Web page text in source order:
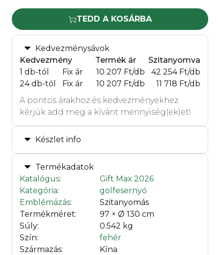
TEDD A KOSÁRBA
Kedvezménysávok
Kedvezmény
Termék ár
Szitanyomva
1 db-tól
Fix ár 10 207 Ft/db
42 254 Ft/db
24 db-tól
Fix ár 10 207 Ft/db
11 718 Ft/db
A pontos árakhoz és kedvezményekhez
kérjük add meg a kívánt mennyiség(ek)et!
Készlet info
Termékadatok
Katalógus:
Gift Max 2026
Kategória:
golfesernyő
Emblémázás:
Szitanyomás
Termékméret:
97 × Ø 130 cm
Súly:
0.542 kg
Szín:
fehér
Származás:
Kína